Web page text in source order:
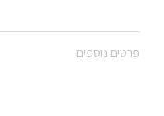
פרטים נוספים